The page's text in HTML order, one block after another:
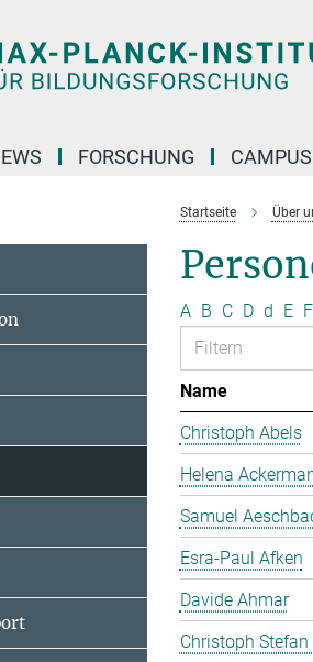
FORSCHUNG CAMPUS
Startseite Über
A B C D d E F
Name
Christoph Abels
Helena
Samuel
Esra-Paul Afken
Davide Ahmar
Christoph Stefan